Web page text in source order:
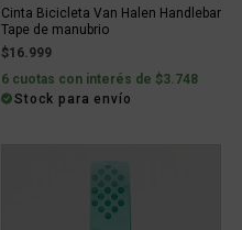
Cinta Bicicleta Van Halen Handlebar
Tape de manubrio
$16.999
6 cuotas con interés de $3.748
Stock para envío